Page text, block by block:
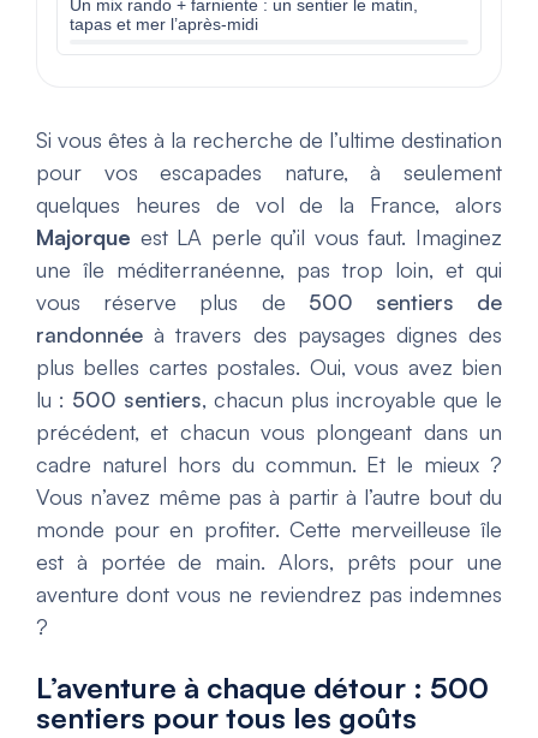
Un mix rando + farniente : un sentier le matin,
tapas et mer l’après-midi
Si vous êtes à la recherche de l’ultime destination
pour vos escapades nature, à seulement
quelques heures de vol de la France, alors
Majorque est LA perle qu’il vous faut. Imaginez
une île méditerranéenne, pas trop loin, et qui
vous réserve plus de 500 sentiers de
randonnée à travers des paysages dignes des
plus belles cartes postales. Oui, vous avez bien
lu : 500 sentiers, chacun plus incroyable que le
précédent, et chacun vous plongeant dans un
cadre naturel hors du commun. Et le mieux ?
Vous n’avez même pas à partir à l’autre bout du
monde pour en profiter. Cette merveilleuse île
est à portée de main. Alors, prêts pour une
aventure dont vous ne reviendrez pas indemnes
?
L’aventure à chaque détour : 500
sentiers pour tous les goûts